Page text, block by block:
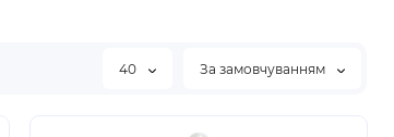
40 За замовчуванням